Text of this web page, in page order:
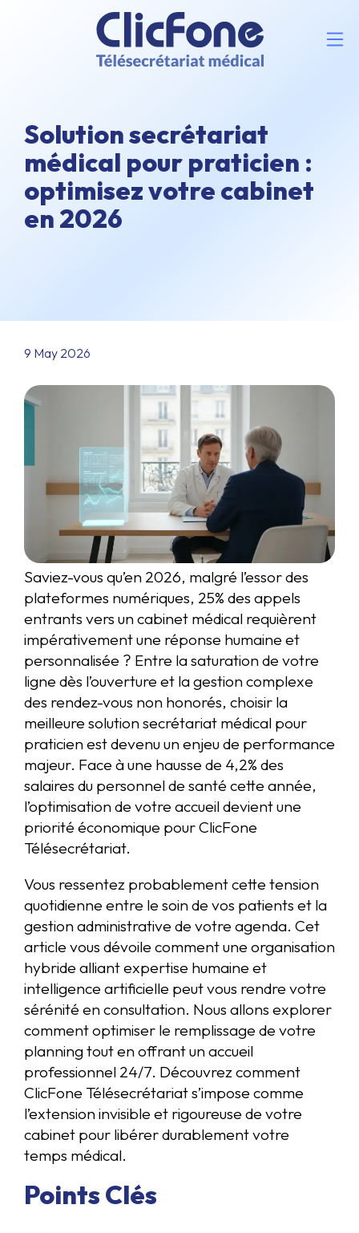
Solution secrétariat
médical pour praticien :
optimisez votre cabinet
en 2026
9 May 2026
Saviez-vous qu’en 2026, malgré l’essor des
plateformes numériques, 25% des appels
entrants vers un cabinet médical requièrent
impérativement une réponse humaine et
personnalisée ? Entre la saturation de votre
ligne dès l’ouverture et la gestion complexe
des rendez-vous non honorés, choisir la
meilleure solution secrétariat médical pour
praticien est devenu un enjeu de performance
majeur. Face à une hausse de 4,2% des
salaires du personnel de santé cette année,
l’optimisation de votre accueil devient une
priorité économique pour ClicFone
Télésecrétariat.
Vous ressentez probablement cette tension
quotidienne entre le soin de vos patients et la
gestion administrative de votre agenda. Cet
article vous dévoile comment une organisation
hybride alliant expertise humaine et
intelligence artificielle peut vous rendre votre
sérénité en consultation. Nous allons explorer
comment optimiser le remplissage de votre
planning tout en offrant un accueil
professionnel 24/7. Découvrez comment
ClicFone Télésecrétariat s’impose comme
l’extension invisible et rigoureuse de votre
cabinet pour libérer durablement votre
temps médical.
Points Clés